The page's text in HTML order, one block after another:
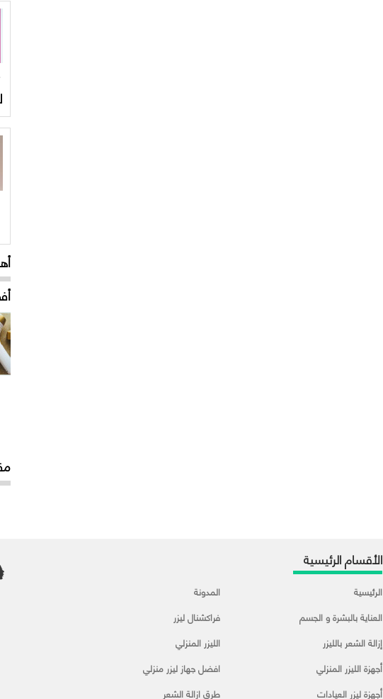
الأقسام الرئيسية
الرئيسية
المدونة
العناية بالبشرة و الجسم
فراكشنال ليزر
إزالة الشعر بالليزر
الليزر المنزلي
أجهزة الليزر المنزلي
افضل جهاز ليزر منزلي
أجهزة ليزر العيادات
طرق ازالة الشعر